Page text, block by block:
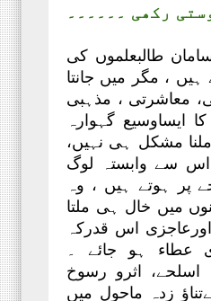
رکھی ۔۔۔۔۔۔
طالبعلموں کی
، مگر میں جانتا
معاشرتی ، مذہبی
ایساوسیع گہوارہ
مشکل ہی نہیں،
سے وابستہ لوگ
پر ہوتے ہیں ، وہ
میں خال ہی ملتا
اس قدرکہ
عطاء ہو جائے ۔
اثرو رسوخ
زدہ ماحول میں